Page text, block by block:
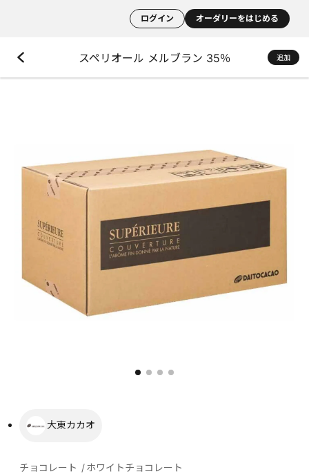
ログイン オーダリーをはじめる
スペリオール メルブラン 35％ 追加
大東カカオ
チョコレート ホワイトチョコレート